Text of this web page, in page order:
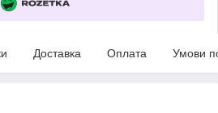
Доставка Оплата Умови